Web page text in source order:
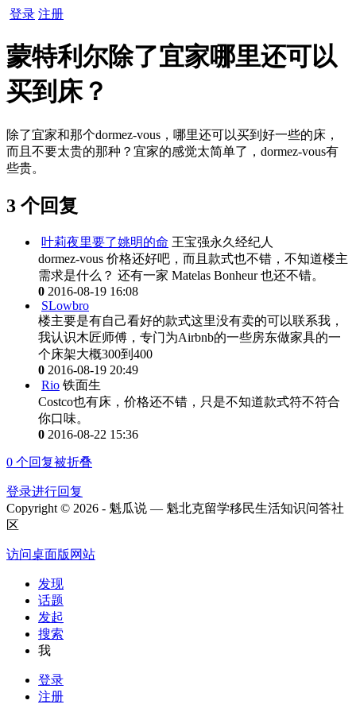
登录 注册
蒙特利尔除了宜家哪里还可以
买到床？
除了宜家和那个dormez-vous，哪里还可以买到好一些的床，
而且不要太贵的那种？宜家的感觉太简单了，dormez-vous有
些贵。
3 个回复
叶莉夜里要了姚明的命 王宝强永久经纪人
dormez-vous 价格还好吧，而且款式也不错，不知道楼主
需求是什么？ 还有一家 Matelas Bonheur 也还不错。
0 2016-08-19 16:08
SLowbro
楼主要是有自己看好的款式这里没有卖的可以联系我，
我认识木匠师傅，专门为Airbnb的一些房东做家具的一
个床架大概300到400
0 2016-08-19 20:49
Rio 铁面生
Costco也有床，价格还不错，只是不知道款式符不符合
你口味。
0 2016-08-22 15:36
0 个回复被折叠
登录进行回复
Copyright © 2026 - 魁瓜说 — 魁北克留学移民生活知识问答社
区
访问桌面版网站
发现
话题
发起
搜索
我
登录
注册